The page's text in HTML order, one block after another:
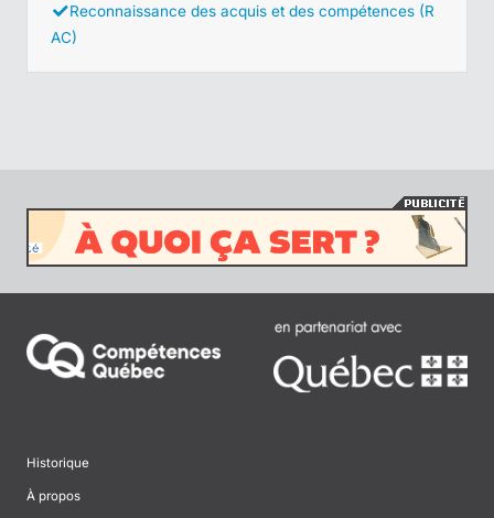
Reconnaissance des acquis et des compétences (R
AC)
Historique
À propos